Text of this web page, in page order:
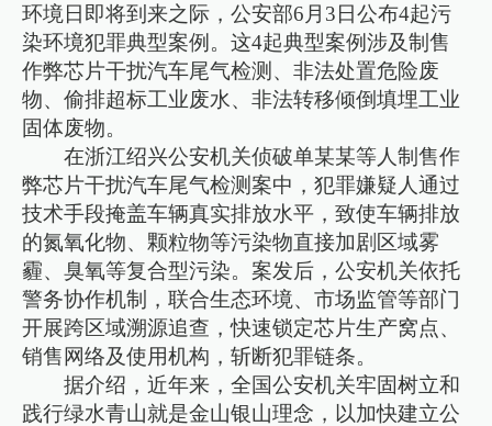
环境日即将到来之际，公安部6月3日公布4起污
染环境犯罪典型案例。这4起典型案例涉及制售
作弊芯片干扰汽车尾气检测、非法处置危险废
物、偷排超标工业废水、非法转移倾倒填埋工业
固体废物。
在浙江绍兴公安机关侦破单某某等人制售作
弊芯片干扰汽车尾气检测案中，犯罪嫌疑人通过
技术手段掩盖车辆真实排放水平，致使车辆排放
的氮氧化物、颗粒物等污染物直接加剧区域雾
霾、臭氧等复合型污染。案发后，公安机关依托
警务协作机制，联合生态环境、市场监管等部门
开展跨区域溯源追查，快速锁定芯片生产窝点、
销售网络及使用机构，斩断犯罪链条。
据介绍，近年来，全国公安机关牢固树立和
践行绿水青山就是金山银山理念，以加快建立公